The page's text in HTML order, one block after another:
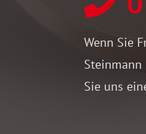
Wenn Sie
Steinmann
Sie uns